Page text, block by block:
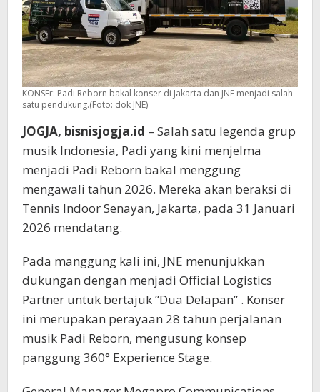
KONSEr: Padi Reborn bakal konser di Jakarta dan JNE menjadi salah
satu pendukung.(Foto: dok JNE)
JOGJA, bisnisjogja.id – Salah satu legenda grup
musik Indonesia, Padi yang kini menjelma
menjadi Padi Reborn bakal menggung
mengawali tahun 2026. Mereka akan beraksi di
Tennis Indoor Senayan, Jakarta, pada 31 Januari
2026 mendatang.
Pada manggung kali ini, JNE menunjukkan
dukungan dengan menjadi Official Logistics
Partner untuk bertajuk ”Dua Delapan” . Konser
ini merupakan perayaan 28 tahun perjalanan
musik Padi Reborn, mengusung konsep
panggung 360° Experience Stage.